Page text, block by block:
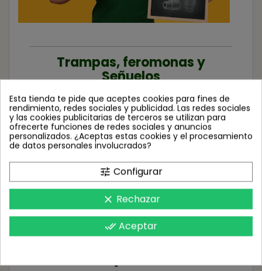
Trampas, feromonas y
Señuelos
Otro enfoque efectivo para el control de plagas es el uso
de trampas y señuelos. En BichoTienda, ofrecemos una
variedad de trampas y atrayentes diseñados para atraer y
capturar insectos y otros organismos dañinos. Estas
la presencia y el nivel de infestación de plagas, así como
para reducir su población de manera efectiva y
sostenible. Desde trampas de feromonas hasta trampas
de luz UV, tenemos todo lo que necesitas para
implementar un programa de monitoreo y
plagasexitoso en tu cultivo.
Esta tienda te pide que aceptes cookies para fines de
rendimiento, redes sociales y publicidad. Las redes sociales
y las cookies publicitarias de terceros se utilizan para
ofrecerte funciones de redes sociales y anuncios
personalizados. ¿Aceptas estas cookies y el procesamiento
de datos personales involucrados?
tune Configurar
clear Rechazar
done_all Aceptar